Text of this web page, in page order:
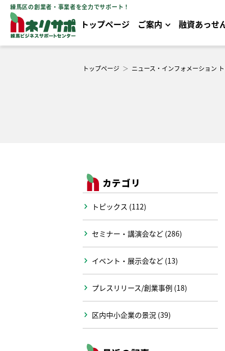
練馬区の創業者・事業者を全力でサポート！
トップページ ご案内 融資あっせ
トップページ ＞ ニュース・インフォメーション
カテゴリ
トピックス (112)
セミナー・講演会など (286)
イベント・展示会など (13)
プレスリリース/創業事例 (18)
区内中小企業の景況 (39)